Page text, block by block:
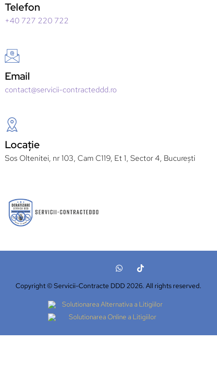
Telefon
+40 727 220 722
Email
contact@servicii-contracteddd.ro
Locație
Sos Oltenitei, nr 103, Cam C119, Et 1, Sector 4, București
Copyright © Servicii-Contracte DDD 2026. All rights reserved.